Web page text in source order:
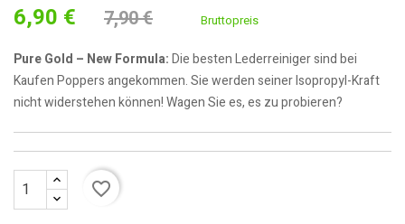
6,90 € 7,90 € Bruttopreis
Pure Gold – New Formula:Die besten Lederreiniger sind bei
Kaufen Poppers angekommen. Sie werden seiner Isopropyl-Kraft
nicht widerstehen können! Wagen Sie es, es zu probieren?
favorite_border